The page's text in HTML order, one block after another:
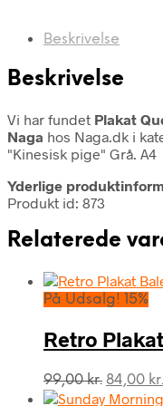
Beskrivelse
Beskrivelse
Vi har fundet Plakat
Naga hos Naga.dk i
"Kinesisk pige" Grå. A4
Yderlige
Produkt id: 873
Relaterede
På Udsalg! 15%
Retro
99,00kr. Den
84,00 kr.